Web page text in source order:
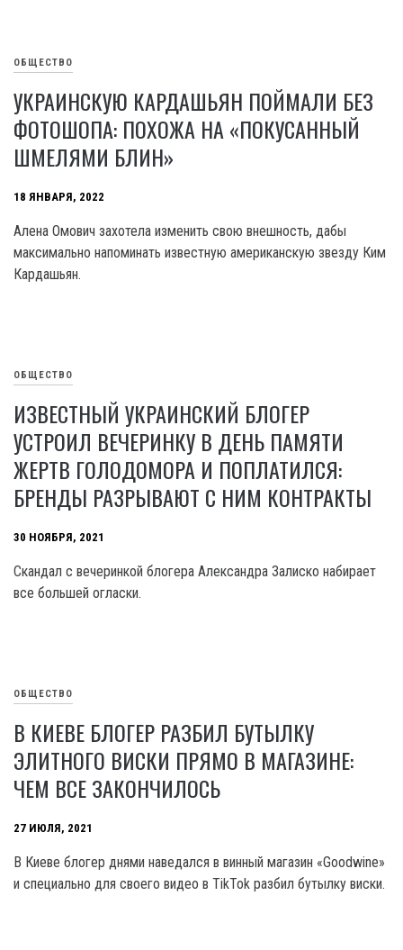
ОБЩЕСТВО
УКРАИНСКУЮ КАРДАШЬЯН ПОЙМАЛИ БЕЗ
ФОТОШОПА: ПОХОЖА НА «ПОКУСАННЫЙ
ШМЕЛЯМИ БЛИН»
18 ЯНВАРЯ, 2022
Алена Омович захотела изменить свою внешность, дабы
максимально напоминать известную американскую звезду Ким
Кардашьян.
ОБЩЕСТВО
ИЗВЕСТНЫЙ УКРАИНСКИЙ БЛОГЕР
УСТРОИЛ ВЕЧЕРИНКУ В ДЕНЬ ПАМЯТИ
ЖЕРТВ ГОЛОДОМОРА И ПОПЛАТИЛСЯ:
БРЕНДЫ РАЗРЫВАЮТ С НИМ КОНТРАКТЫ
30 НОЯБРЯ, 2021
Скандал с вечеринкой блогера Александра Залиско набирает
все большей огласки.
ОБЩЕСТВО
В КИЕВЕ БЛОГЕР РАЗБИЛ БУТЫЛКУ
ЭЛИТНОГО ВИСКИ ПРЯМО В МАГАЗИНЕ:
ЧЕМ ВСЕ ЗАКОНЧИЛОСЬ
27 ИЮЛЯ, 2021
В Киеве блогер днями наведался в винный магазин «Goodwine»
и специально для своего видео в TikTok разбил бутылку виски.